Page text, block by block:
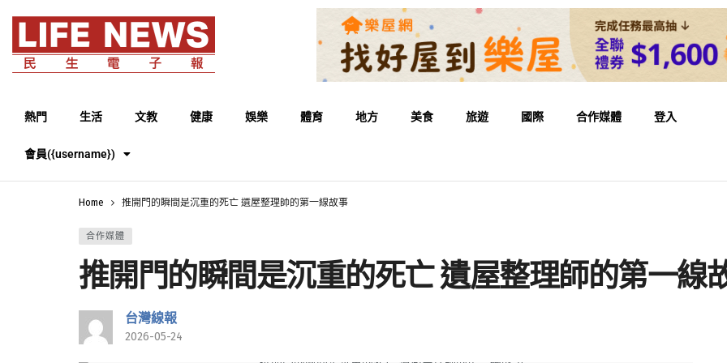
熱門 生活 文教 健康 娛樂 體育 地方 美食 旅遊 國際 合作媒體 登入
會員({username})
Home 推開門的瞬間是沉重的死亡 遺屋整理師的第一線故事
合作媒體
推開門的瞬間是沉重的死亡 遺屋整理師的第一線
台灣線報
2026-05-24